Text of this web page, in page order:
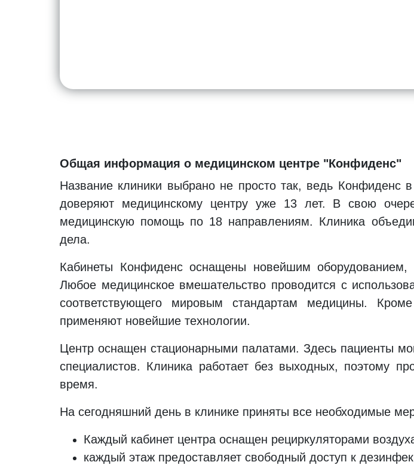
Общая информация о медицинском центре "Конфиденс"
Название клиники выбрано не просто так, ведь Конфиденс
доверяют медицинскому центру уже 13 лет. В свою
медицинскую помощь по 18 направлениям. Клиника
дела.
Кабинеты Конфиденс оснащены новейшим оборудованием,
Любое медицинское вмешательство проводится с
соответствующего мировым стандартам медицины.
применяют новейшие технологии.
Центр оснащен стационарными палатами. Здесь пациенты
специалистов. Клиника работает без выходных, поэтому
время.
На сегодняшний день в клинике приняты все необходимые
Каждый кабинет центра оснащен рециркуляторами
каждый этаж предоставляет свободный доступ к